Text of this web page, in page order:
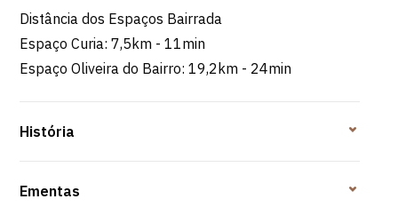
Distância dos Espaços Bairrada
Espaço Curia: 7,5km - 11min
Espaço Oliveira do Bairro: 19,2km - 24min
História
Ementas